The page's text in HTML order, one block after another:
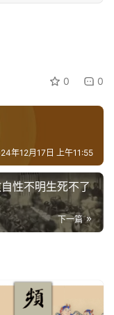
0 0
年12月17日 上午11:55
性不明生死不了
下一篇